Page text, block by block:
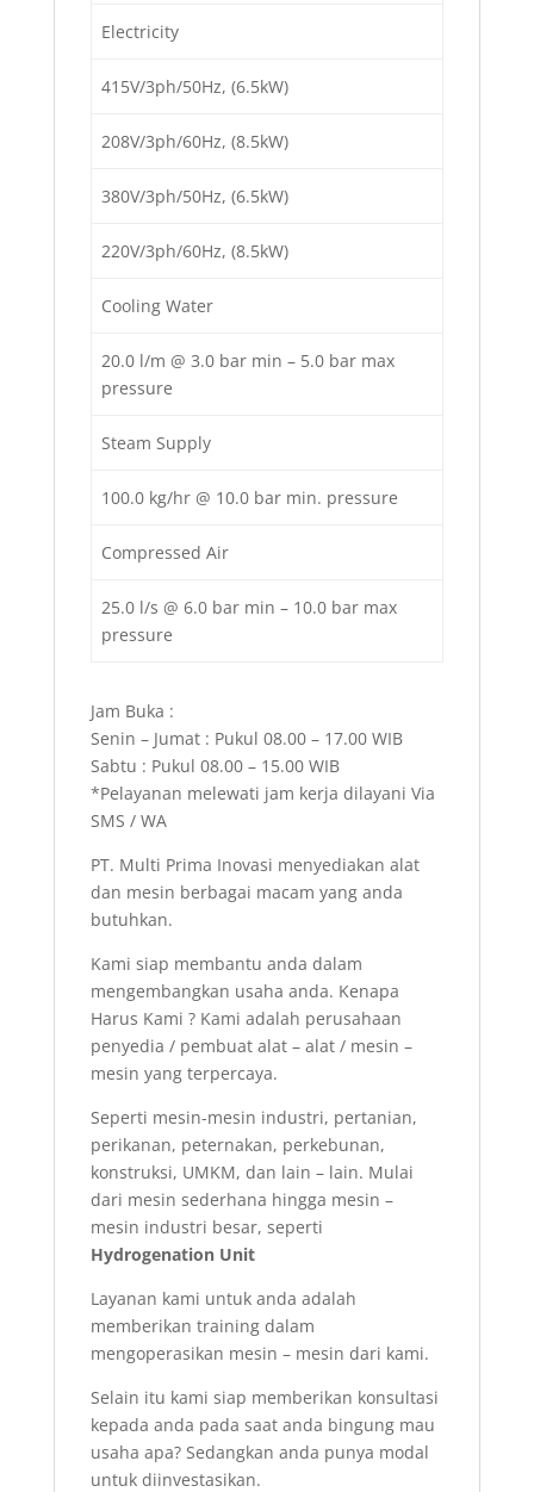
Electricity
415V/3ph/50Hz, (6.5kW)
208V/3ph/60Hz, (8.5kW)
380V/3ph/50Hz, (6.5kW)
220V/3ph/60Hz, (8.5kW)
Cooling Water
20.0 l/m @ 3.0 bar min – 5.0 bar max
pressure
Steam Supply
100.0 kg/hr @ 10.0 bar min. pressure
Compressed Air
25.0 l/s @ 6.0 bar min – 10.0 bar max
pressure
Jam Buka :
Senin – Jumat : Pukul 08.00 – 17.00 WIB
Sabtu : Pukul 08.00 – 15.00 WIB
*Pelayanan melewati jam kerja dilayani Via
SMS / WA
PT. Multi Prima Inovasi menyediakan alat
dan mesin berbagai macam yang anda
butuhkan.
Kami siap membantu anda dalam
mengembangkan usaha anda. Kenapa
Harus Kami ? Kami adalah perusahaan
penyedia / pembuat alat – alat / mesin –
mesin yang terpercaya.
Seperti mesin-mesin industri, pertanian,
perikanan, peternakan, perkebunan,
konstruksi, UMKM, dan lain – lain. Mulai
dari mesin sederhana hingga mesin –
mesin industri besar, seperti
Hydrogenation Unit
Layanan kami untuk anda adalah
memberikan training dalam
mengoperasikan mesin – mesin dari kami.
Selain itu kami siap memberikan konsultasi
kepada anda pada saat anda bingung mau
usaha apa? Sedangkan anda punya modal
untuk diinvestasikan.